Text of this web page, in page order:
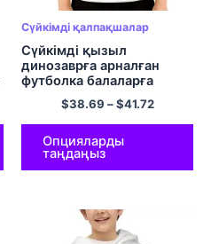
Сүйкімді қалпақшалар
Сүйкімді қызыл
динозаврға арналған
футболка балаларға
арналған кездейсоқ
пуловер юбка
$38.69 –$41.72
Опцияларды
таңдаңыз